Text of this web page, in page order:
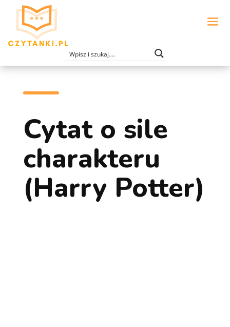
Cytat o sile
charakteru
(Harry Potter)